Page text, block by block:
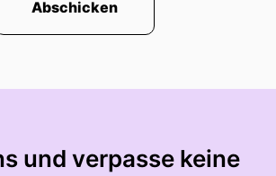
Abschicken
und verpasse keine